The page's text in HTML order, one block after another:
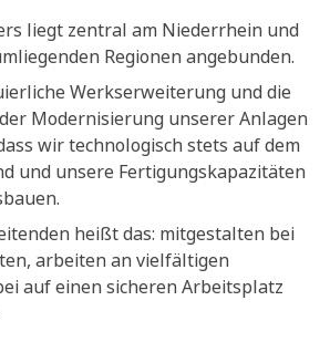
liegt zentral am Niederrhein und
Regionen angebunden.
Werkserweiterung und die
Modernisierung unserer Anlagen
wir technologisch stets auf dem
und unsere Fertigungskapazitäten
heißt das: mitgestalten bei
arbeiten an vielfältigen
auf einen sicheren Arbeitsplatz